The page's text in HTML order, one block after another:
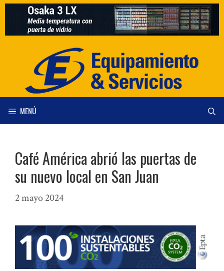
Saltar
contenido
MENÚ
Café América abrió las puertas de
su nuevo local en San Juan
2 mayo 2024